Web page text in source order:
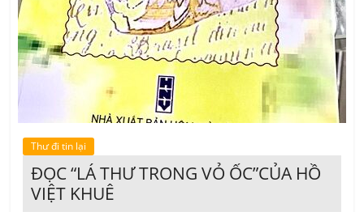
Thư đi tin lại
ĐỌC “LÁ THƯ TRONG VỎ ỐC”CỦA HỒ
VIỆT KHUÊ